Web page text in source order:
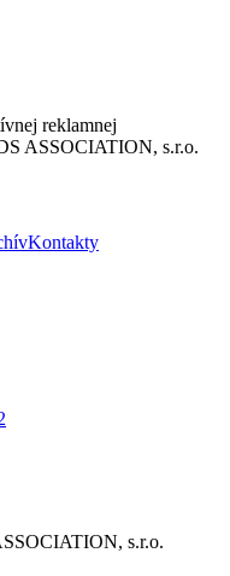
reklamnej
ASSOCIATION, s.r.o.
Kontakty
s.r.o.